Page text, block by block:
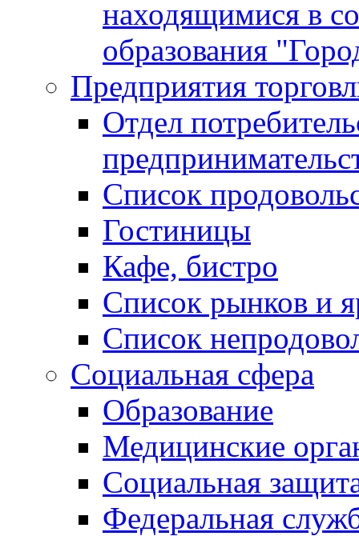
находящимися в
образования
Предприятия
Отдел
Список
Гостиницы
Кафе, бистро
Cписок рынков и
Список
Социальная сфера
Образование
Медицинские
Социальная
Федеральная